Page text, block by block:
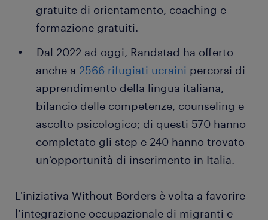
gratuite di orientamento, coaching e
formazione gratuiti.
Dal 2022 ad oggi, Randstad ha offerto
anche a 2566 rifugiati ucraini percorsi di
apprendimento della lingua italiana,
bilancio delle competenze, counseling e
ascolto psicologico; di questi 570 hanno
completato gli step e 240 hanno trovato
un’opportunità di inserimento in Italia.
L'iniziativa Without Borders è volta a favorire
l’integrazione occupazionale di migranti e